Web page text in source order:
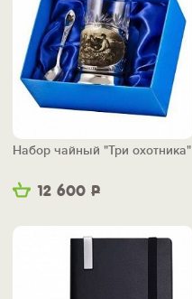
12 600 Р
Набор чайный "Три охотника"